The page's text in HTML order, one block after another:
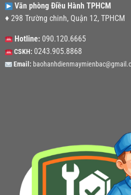
Văn phòng Điều Hành TPHCM
♦ 298 Trường chinh, Quận 12, TPHCM
Hotline:090.120.6665
CSKH: 0243.905.8868
Email: